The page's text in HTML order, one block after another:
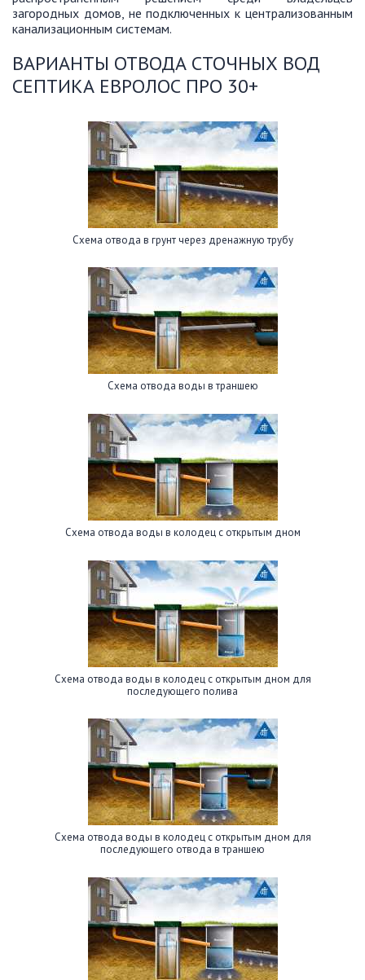
загородных домов, не подключенных к централизованным
канализационным системам.
ВАРИАНТЫ ОТВОДА СТОЧНЫХ ВОД
СЕПТИКА ЕВРОЛОС ПРО 30+
Схема отвода в грунт через дренажную трубу
Схема отвода воды в траншею
Схема отвода воды в колодец с открытым дном
Схема отвода воды в колодец с открытым дном для
последующего полива
Схема отвода воды в колодец с открытым дном для
последующего отвода в траншею